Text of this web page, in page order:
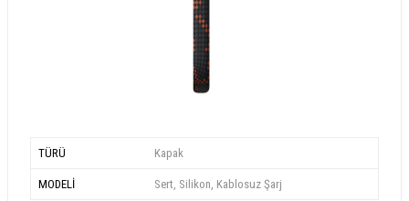
TÜRÜ Kapak
MODELİ Sert, Silikon, Kablosuz Şarj